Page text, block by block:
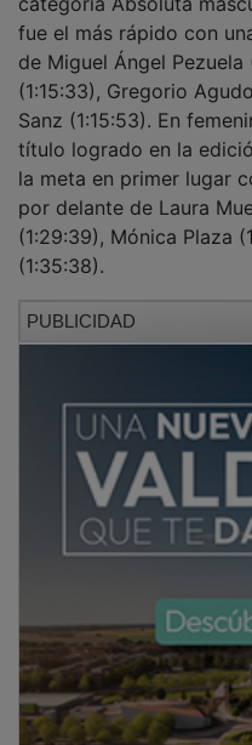
fue el más rápido con
de Miguel Ángel
(1:15:33), Gregorio
Sanz (1:15:53). En
título logrado en la
la meta en primer lugar
por delante de Laura
(1:29:39), Mónica Plaza
(1:35:38).